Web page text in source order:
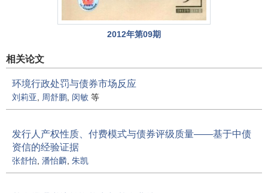
2012年第09期
相关论文
环境行政处罚与债券市场反应
刘莉亚, 周舒鹏, 闵敏 等
发行人产权性质、付费模式与债券评级质量——基于中债
资信的经验证据
张舒怡, 潘怡麟, 朱凯